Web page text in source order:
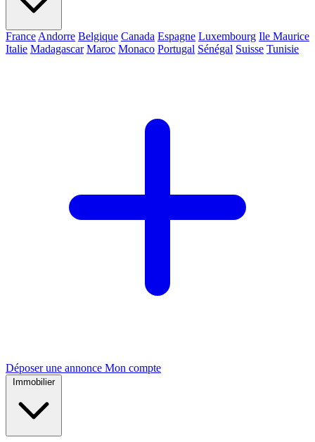
France Andorre Belgique Canada Espagne Luxembourg Ile Maurice
Italie Madagascar Maroc Monaco Portugal Sénégal Suisse Tunisie
Déposer une annonce Mon compte
Immobilier